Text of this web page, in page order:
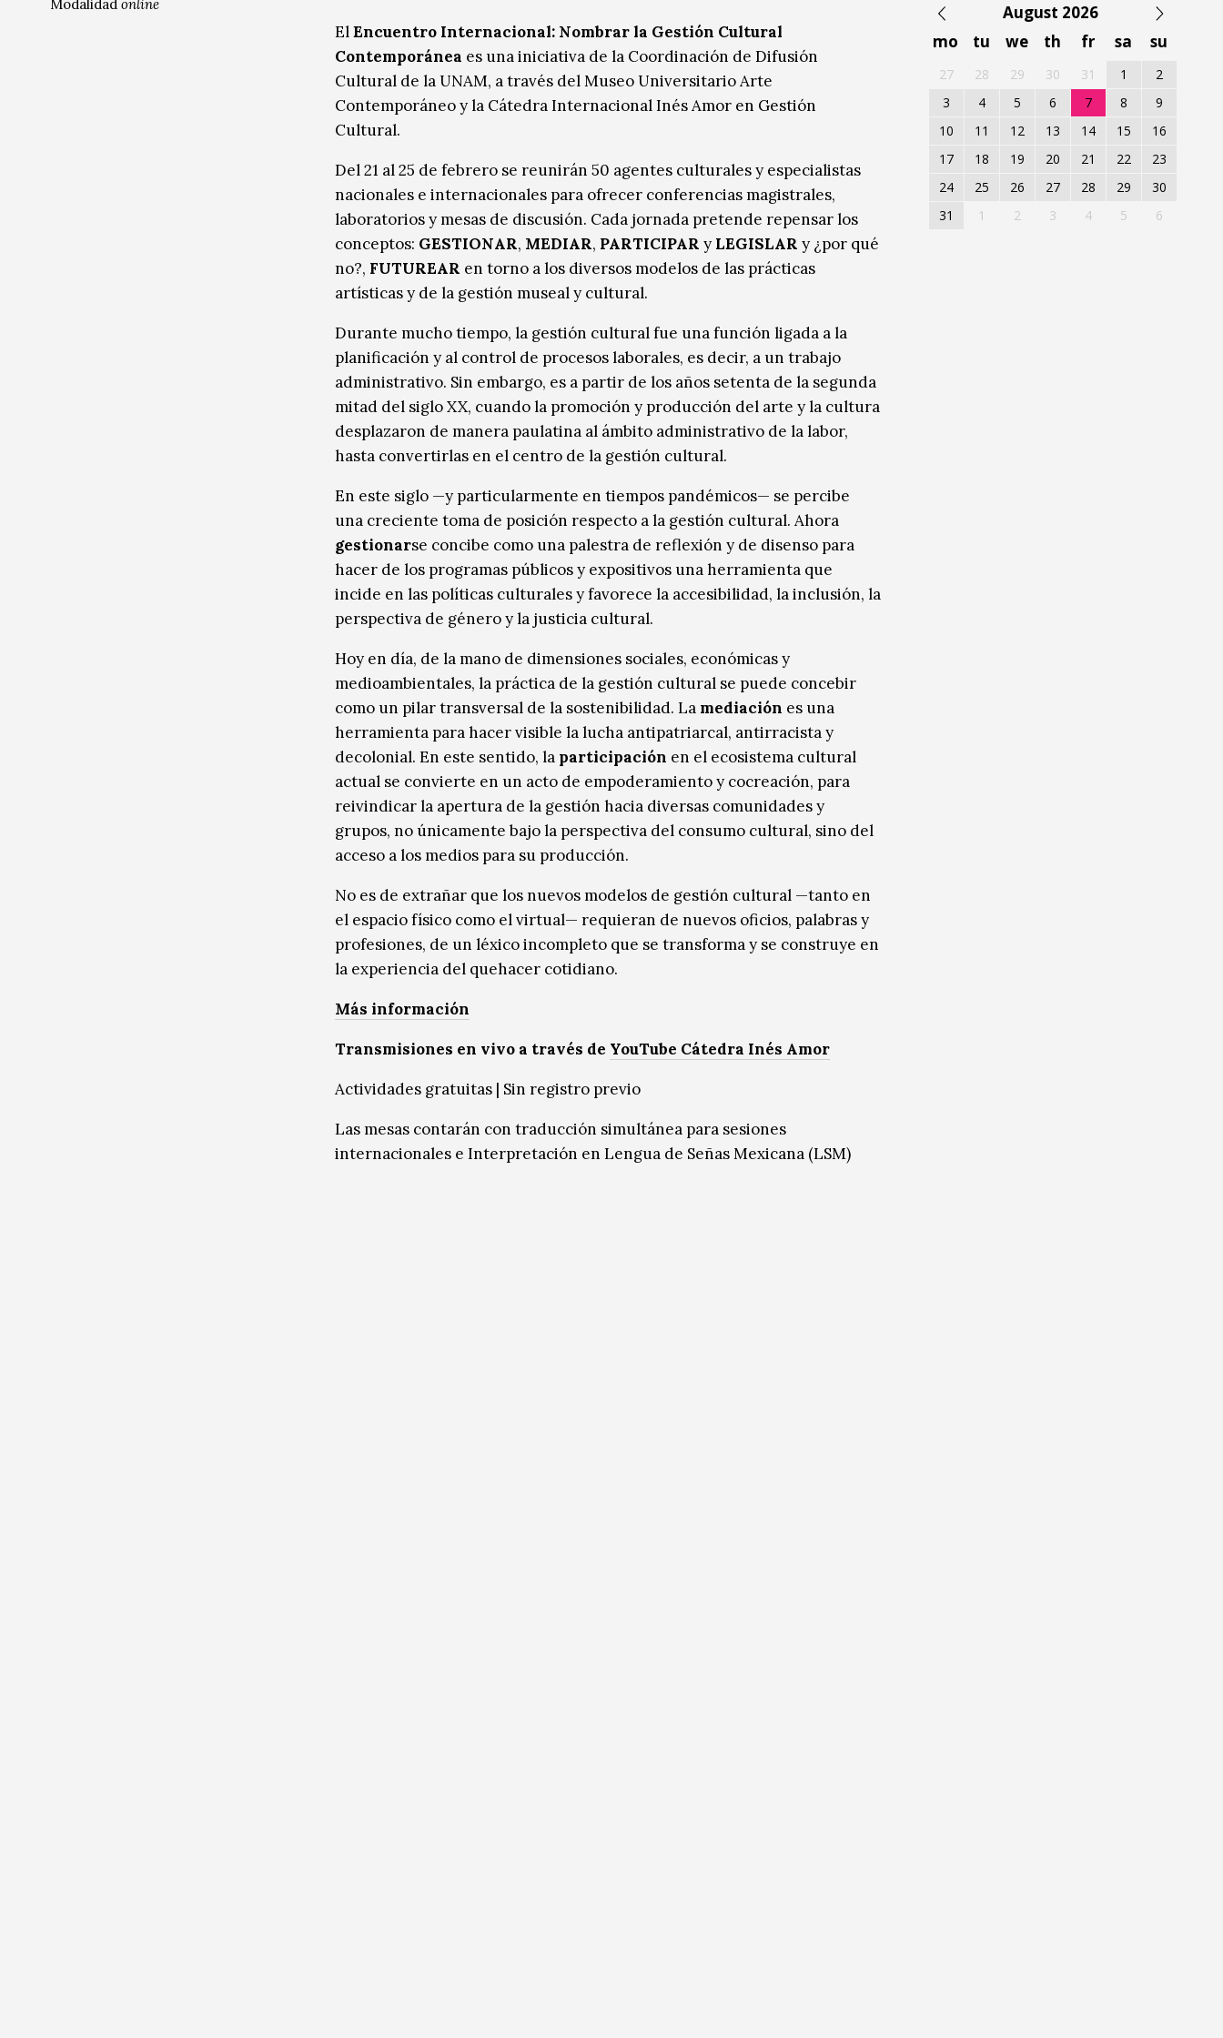
ElEncuentro Internacional: Nombrar la Gestión Cultural
Contemporánea es una iniciativa de la Coordinación de Difusión
Cultural de la UNAM, a través del Museo Universitario Arte
Contemporáneo y la Cátedra Internacional Inés Amor en Gestión
Cultural.
Del 21 al 25 de febrero se reunirán 50 agentes culturales y especialistas
nacionales e internacionales para ofrecer conferencias magistrales,
laboratorios y mesas de discusión. Cada jornada pretende repensar los
conceptos: GESTIONAR, MEDIAR, PARTICIPAR y LEGISLAR y ¿por qué
no?, FUTUREAR en torno a los diversos modelos de las prácticas
artísticas y de la gestión museal y cultural.
Durante mucho tiempo, la gestión cultural fue una función ligada a la
planificación y al control de procesos laborales, es decir, a un trabajo
administrativo. Sin embargo, es a partir de los años setenta de la segunda
mitad del siglo XX, cuando la promoción y producción del arte y la cultura
desplazaron de manera paulatina al ámbito administrativo de la labor,
hasta convertirlas en el centro de la gestión cultural.
En este siglo —y particularmente en tiempos pandémicos— se percibe
una creciente toma de posición respecto a la gestión cultural. Ahora
gestionarse concibe como una palestra de reflexión y de disenso para
hacer de los programas públicos y expositivos una herramienta que
incide en las políticas culturales y favorece la accesibilidad, la inclusión, la
perspectiva de género y la justicia cultural.
Hoy en día, de la mano de dimensiones sociales, económicas y
medioambientales, la práctica de la gestión cultural se puede concebir
como un pilar transversal de la sostenibilidad. La mediación es una
herramienta para hacer visible la lucha antipatriarcal, antirracista y
decolonial. En este sentido, la participación en el ecosistema cultural
actual se convierte en un acto de empoderamiento y cocreación, para
reivindicar la apertura de la gestión hacia diversas comunidades y
grupos, no únicamente bajo la perspectiva del consumo cultural, sino del
acceso a los medios para su producción.
No es de extrañar que los nuevos modelos de gestión cultural —tanto en
el espacio físico como el virtual— requieran de nuevos oficios, palabras y
profesiones, de un léxico incompleto que se transforma y se construye en
la experiencia del quehacer cotidiano.
Más información
Transmisiones en vivo a través de YouTube Cátedra Inés Amor
Actividades gratuitas | Sin registro previo
Las mesas contarán con traducción simultánea para sesiones
internacionales e Interpretación en Lengua de Señas Mexicana (LSM)
Modalidad online
August 2026
mo
tu we th fr sa su
27 28 29 30 31 1
2
3
4 5 6 7 8
9
10
11 12 13 14 15
16
17
18 19 20 21 22
23
24
25 26 27 28 29
30
31
1 2 3 4 5 6